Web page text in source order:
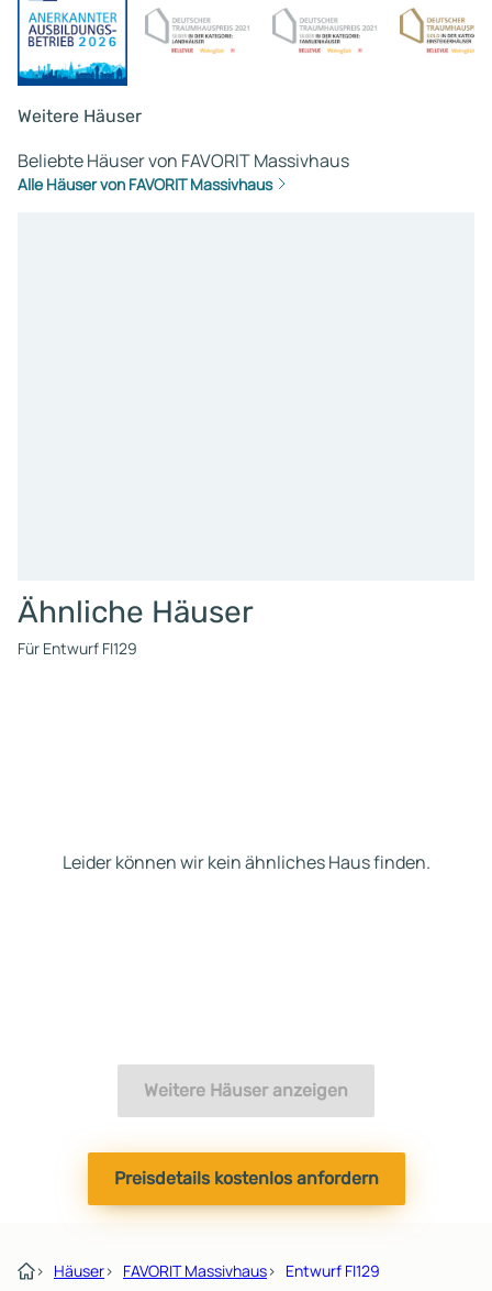
stimmen würde. Ich habe
Bauprojekt aber
jetziges Haus daher
Weitere Häuser
Beliebte Häuser von FAVORIT Massivhaus
Alle Häuser von FAVORIT Massivhaus
Ähnliche Häuser
Für Entwurf FI129
Leider können wir kein ähnliches Haus finden.
Weitere Häuser anzeigen
Preisdetails kostenlos anfordern
› Häuser› FAVORIT Massivhaus› Entwurf FI129